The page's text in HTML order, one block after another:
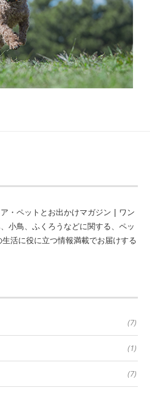
・ペットとお出かけマガジン | ワン
小鳥、ふくろうなどに関する、ペッ
活に役に立つ情報満載でお届けする
(7)
(1)
(7)